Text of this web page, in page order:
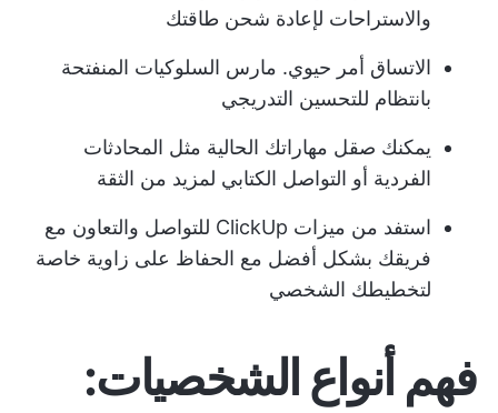
والاستراحات لإعادة شحن طاقتك
الاتساق أمر حيوي. مارس السلوكيات المنفتحة
بانتظام للتحسين التدريجي
يمكنك صقل مهاراتك الحالية مثل المحادثات
الفردية أو التواصل الكتابي لمزيد من الثقة
استفد من ميزات ClickUp للتواصل والتعاون مع
فريقك بشكل أفضل مع الحفاظ على زاوية خاصة
لتخطيطك الشخصي
فهم أنواع الشخصيات: